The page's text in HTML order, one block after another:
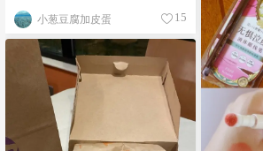
小葱豆腐加皮蛋 15